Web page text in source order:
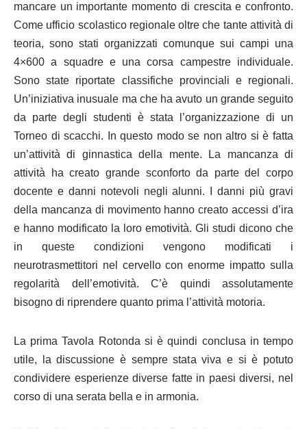
mancare un importante momento di crescita e confronto.
Come ufficio scolastico regionale oltre che tante attività di
teoria, sono stati organizzati comunque sui campi una
4×600 a squadre e una corsa campestre individuale.
Sono state riportate classifiche provinciali e regionali.
Un’iniziativa inusuale ma che ha avuto un grande seguito
da parte degli studenti è stata l’organizzazione di un
Torneo di scacchi. In questo modo se non altro si è fatta
un’attività di ginnastica della mente. La mancanza di
attività ha creato grande sconforto da parte del corpo
docente e danni notevoli negli alunni. I danni più gravi
della mancanza di movimento hanno creato accessi d’ira
e hanno modificato la loro emotività. Gli studi dicono che
in queste condizioni vengono modificati i
neurotrasmettitori nel cervello con enorme impatto sulla
regolarità dell’emotività. C’è quindi assolutamente
bisogno di riprendere quanto prima l’attività motoria.
La prima Tavola Rotonda si è quindi conclusa in tempo
utile, la discussione è sempre stata viva e si è potuto
condividere esperienze diverse fatte in paesi diversi, nel
corso di una serata bella e in armonia.